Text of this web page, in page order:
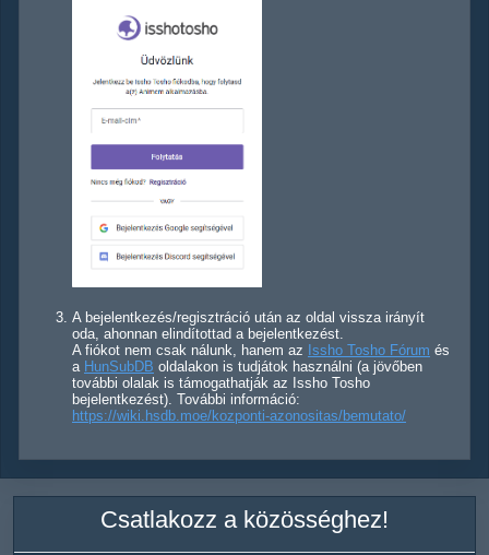
A bejelentkezés/regisztráció után az oldal vissza irányít
oda, ahonnan elindítottad a bejelentkezést.
A fiókot nem csak nálunk, hanem az Issho Tosho Fórum és
a HunSubDB oldalakon is tudjátok használni (a jövőben
további olalak is támogathatják az Issho Tosho
bejelentkezést). További információ:
https://wiki.hsdb.moe/kozponti-azonositas/bemutato/
Csatlakozz a közösséghez!